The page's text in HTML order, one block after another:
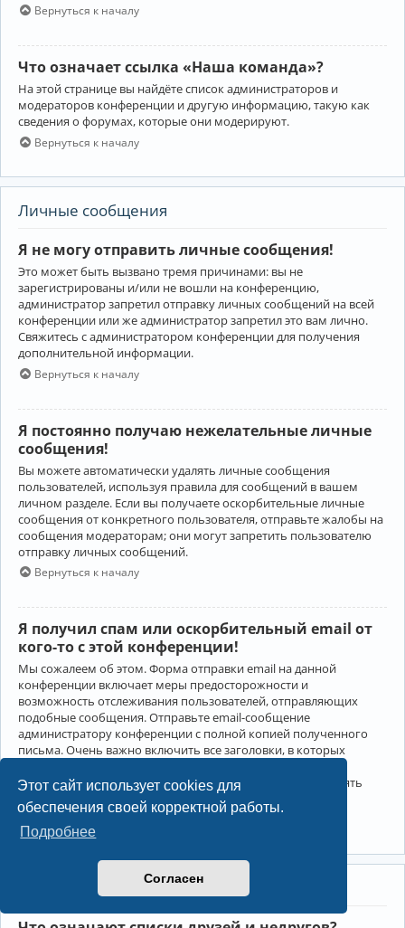
Этот сайт использует cookies для
обеспечения своей корректной работы.
Подробнее
Согласен
Вернуться к началу
Что означает ссылка «Наша команда»?
На этой странице вы найдёте список администраторов и
модераторов конференции и другую информацию, такую как
сведения о форумах, которые они модерируют.
Вернуться к началу
Личные сообщения
Я не могу отправить личные сообщения!
Это может быть вызвано тремя причинами: вы не
зарегистрированы и/или не вошли на конференцию,
администратор запретил отправку личных сообщений на всей
конференции или же администратор запретил это вам лично.
Свяжитесь с администратором конференции для получения
дополнительной информации.
Вернуться к началу
Я постоянно получаю нежелательные личные
сообщения!
Вы можете автоматически удалять личные сообщения
пользователей, используя правила для сообщений в вашем
личном разделе. Если вы получаете оскорбительные личные
сообщения от конкретного пользователя, отправьте жалобы на
сообщения модераторам; они могут запретить пользователю
отправку личных сообщений.
Вернуться к началу
Я получил спам или оскорбительный email от
кого-то с этой конференции!
Мы сожалеем об этом. Форма отправки email на данной
конференции включает меры предосторожности и
возможность отслеживания пользователей, отправляющих
подобные сообщения. Отправьте email-сообщение
администратору конференции с полной копией полученного
письма. Очень важно включить все заголовки, в которых
Администратор конференции сможет в этом случае принять
меры.
Друзья и недруги